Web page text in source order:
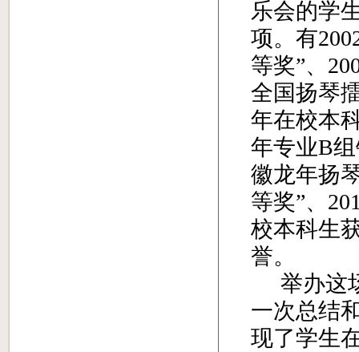
乐会的学
项。 有
等奖”、
全国扬琴
年在校本
年专业B
徽龙年扬
等奖”、
校本科生
誉。
举办这
一次总结
现了学生